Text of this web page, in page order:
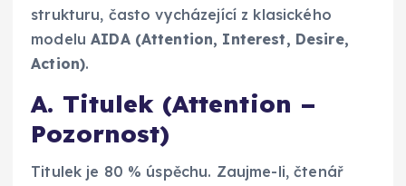
strukturu, často vycházející z klasického
modeluAIDA (Attention, Interest, Desire,
Action).
A. Titulek (Attention –
Pozornost)
Titulek je 80 % úspěchu. Zaujme-li, čtenář